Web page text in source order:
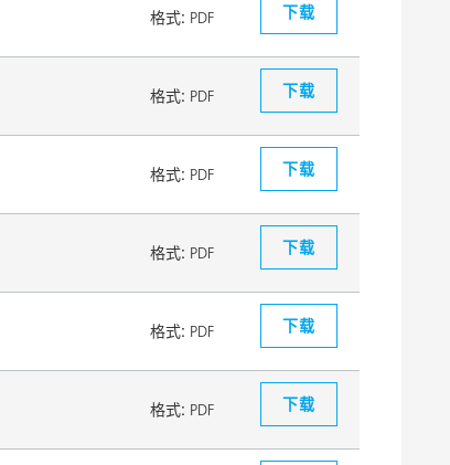
格式: PDF 下载
格式: PDF 下载
格式: PDF 下载
格式: PDF 下载
格式: PDF 下载
格式: PDF 下载